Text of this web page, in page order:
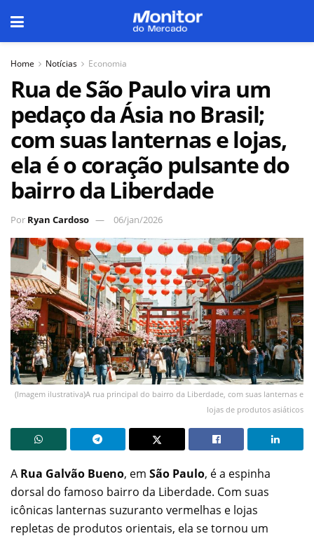
Home Notícias Economia
Rua de São Paulo vira um
pedaço da Ásia no Brasil;
com suas lanternas e lojas,
ela é o coração pulsante do
bairro da Liberdade
Por Ryan Cardoso 06/jan/2026
(Imagem ilustrativa)A rua principal do bairro da Liberdade, com suas lanternas e
lojas de produtos asiáticos
A Rua Galvão Bueno, em São Paulo, é a espinha
dorsal do famoso bairro da Liberdade. Com suas
icônicas lanternas suzuranto vermelhas e lojas
repletas de produtos orientais, ela se tornou um